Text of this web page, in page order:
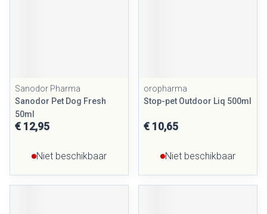
Sanodor Pharma
Sanodor Pet Dog Fresh
50ml
€ 12,95
Niet beschikbaar
oropharma
Stop-pet Outdoor Liq 500ml
€ 10,65
Niet beschikbaar